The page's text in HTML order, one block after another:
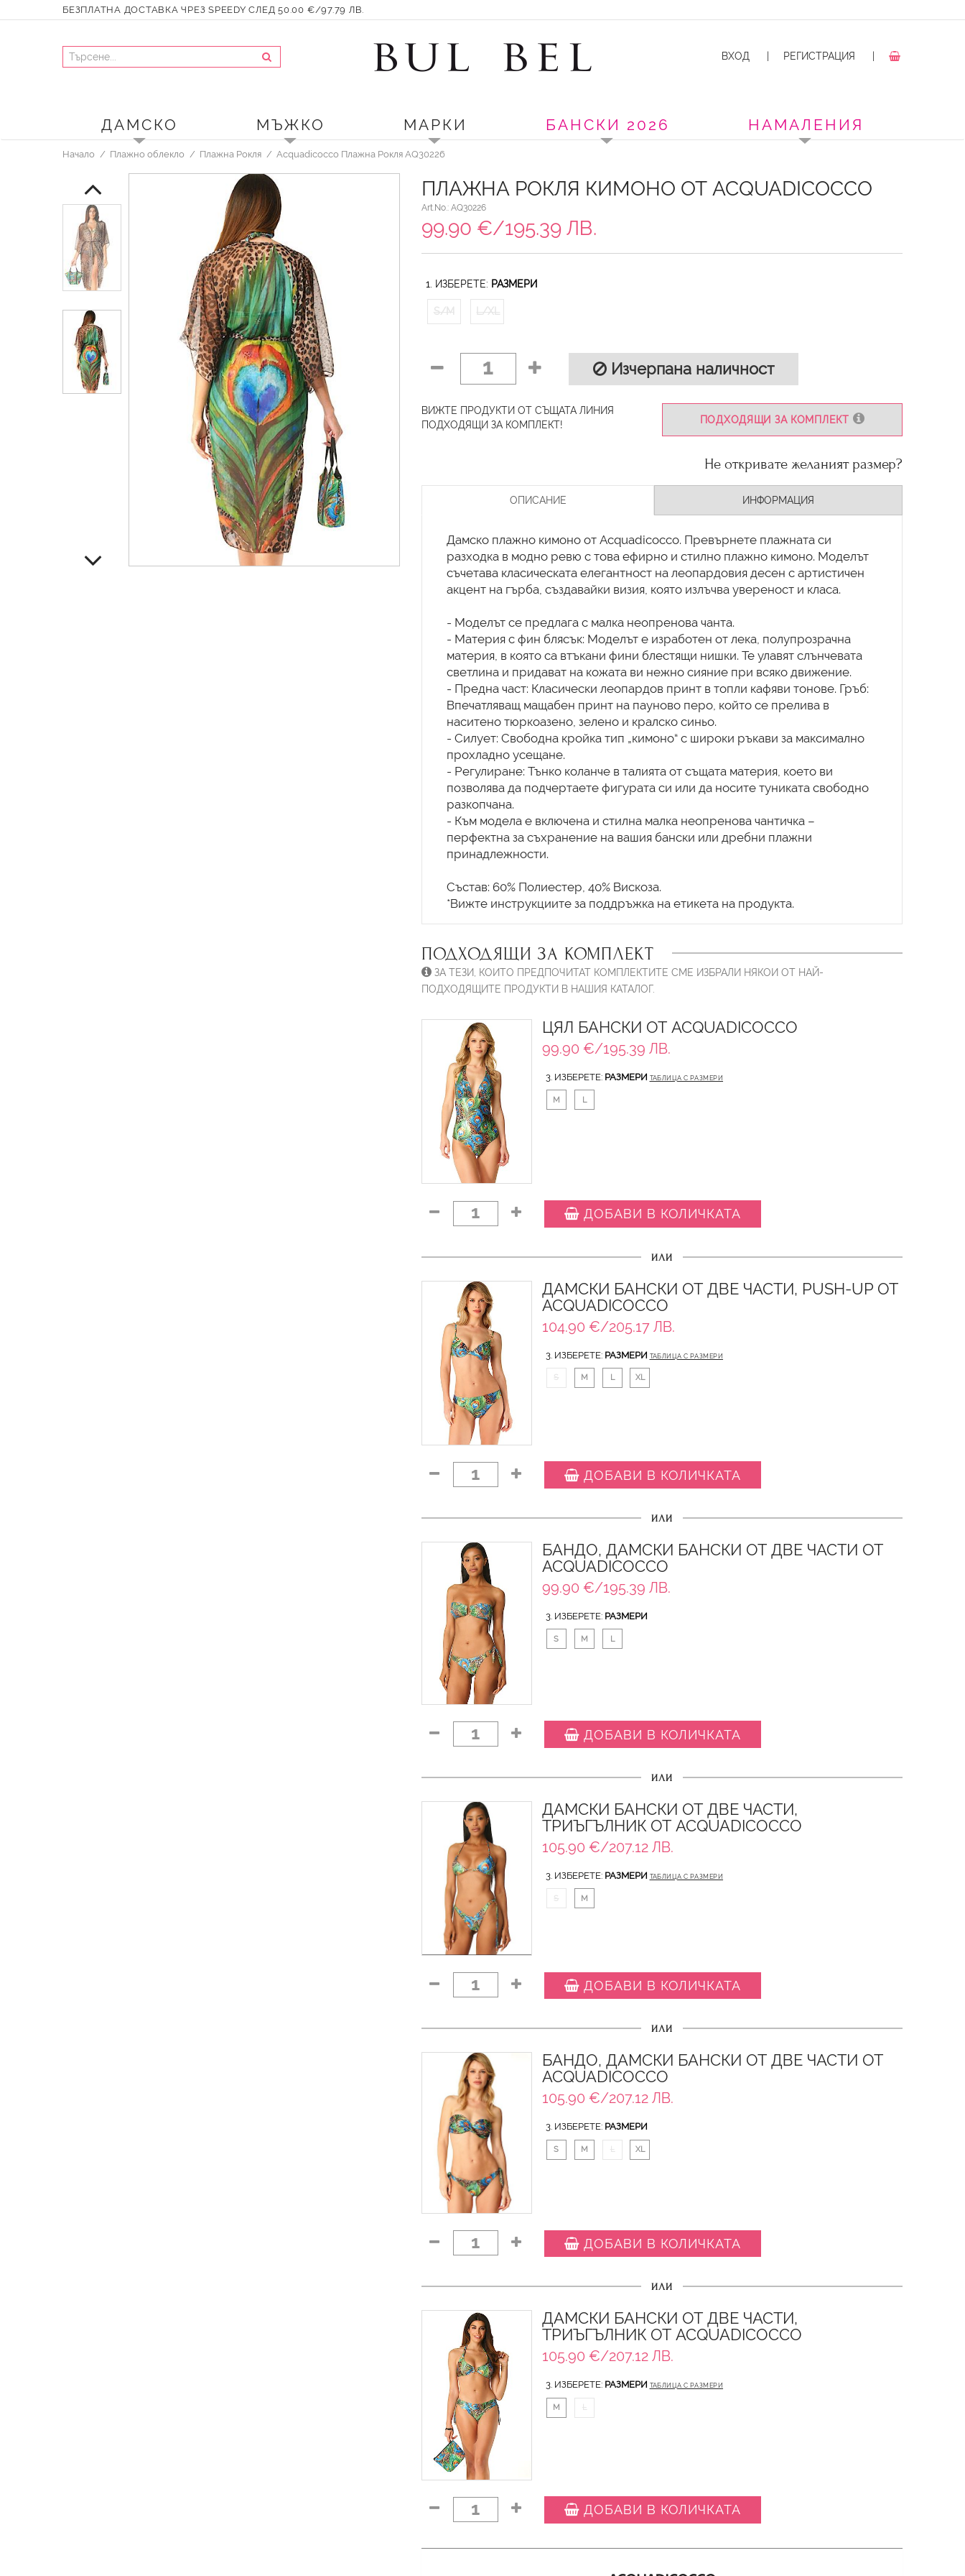
БЕЗПЛАТНА ДОСТАВКА ЧРЕЗ SPEEDY СЛЕД 50.00 €/97.79 ЛВ.
ВХОД РЕГИСТРАЦИЯ
ДАМСКО МЪЖКО МАРКИ БАНСКИ 2026 НАМАЛЕНИЯ
Начало Плажно облекло Плажна Рокля Acquadicocco Плажна Рокля AQ30226
ПЛАЖНА РОКЛЯ КИМОНО ОТ ACQUADICOCCO
Art.No.: AQ30226
99.90 €/195.39 ЛВ.
1. ИЗБЕРЕТЕ: РАЗМЕРИ
S/M L/XL
1 Изчерпана наличност
ПОДХОДЯЩИ ЗА КОМПЛЕКТ
ВИЖТЕ ПРОДУКТИ ОТ СЪЩАТА ЛИНИЯ
ПОДХОДЯЩИ ЗА КОМПЛЕКТ!
Не откривате желаният размер?
ОПИСАНИЕ ИНФОРМАЦИЯ
Дамско плажно кимоно от Acquadicocco. Превърнете плажната си
разходка в модно ревю с това ефирно и стилно плажно кимоно. Моделът
съчетава класическата елегантност на леопардовия десен с артистичен
акцент на гърба, създавайки визия, която излъчва увереност и класа.
- Моделът се предлага с малка неопренова чанта.
- Материя с фин блясък: Моделът е изработен от лека, полупрозрачна
материя, в която са втъкани фини блестящи нишки. Те улавят слънчевата
светлина и придават на кожата ви нежно сияние при всяко движение.
- Предна част: Класически леопардов принт в топли кафяви тонове. Гръб:
Впечатляващ мащабен принт на пауново перо, който се прелива в
наситено тюркоазено, зелено и кралско синьо.
- Силует: Свободна кройка тип „кимоно“ с широки ръкави за максимално
прохладно усещане.
- Регулиране: Тънко коланче в талията от същата материя, което ви
позволява да подчертаете фигурата си или да носите туниката свободно
разкопчана.
- Към модела е включена и стилна малка неопренова чантичка –
перфектна за съхранение на вашия бански или дребни плажни
принадлежности.
Състав: 60% Полиестер, 40% Вискоза.
ПОДХОДЯЩИ ЗА КОМПЛЕКТ
ЗА ТЕЗИ, КОИТО ПРЕДПОЧИТАТ КОМПЛЕКТИТЕ СМЕ ИЗБРАЛИ НЯКОИ ОТ НАЙ-
ПОДХОДЯЩИТЕ ПРОДУКТИ В НАШИЯ КАТАЛОГ.
ЦЯЛ БАНСКИ ОТ ACQUADICOCCO
99.90 €/195.39 ЛВ.
3. ИЗБЕРЕТЕ: РАЗМЕРИ ТАБЛИЦА С РАЗМЕРИ
M L
1 ДОБАВИ В КОЛИЧКАТА
ИЛИ
ДАМСКИ БАНСКИ ОТ ДВЕ ЧАСТИ, PUSH-UP ОТ
ACQUADICOCCO
104.90 €/205.17 ЛВ.
3. ИЗБЕРЕТЕ: РАЗМЕРИ ТАБЛИЦА С РАЗМЕРИ
S M L XL
1 ДОБАВИ В КОЛИЧКАТА
ИЛИ
БАНДО, ДАМСКИ БАНСКИ ОТ ДВЕ ЧАСТИ ОТ
ACQUADICOCCO
99.90 €/195.39 ЛВ.
3. ИЗБЕРЕТЕ: РАЗМЕРИ
S M L
1 ДОБАВИ В КОЛИЧКАТА
ИЛИ
ДАМСКИ БАНСКИ ОТ ДВЕ ЧАСТИ,
ТРИЪГЪЛНИК ОТ ACQUADICOCCO
105.90 €/207.12 ЛВ.
3. ИЗБЕРЕТЕ: РАЗМЕРИ ТАБЛИЦА С РАЗМЕРИ
S M
1 ДОБАВИ В КОЛИЧКАТА
ИЛИ
БАНДО, ДАМСКИ БАНСКИ ОТ ДВЕ ЧАСТИ ОТ
ACQUADICOCCO
105.90 €/207.12 ЛВ.
3. ИЗБЕРЕТЕ: РАЗМЕРИ
S M L XL
1 ДОБАВИ В КОЛИЧКАТА
ИЛИ
ДАМСКИ БАНСКИ ОТ ДВЕ ЧАСТИ,
ТРИЪГЪЛНИК ОТ ACQUADICOCCO
105.90 €/207.12 ЛВ.
3. ИЗБЕРЕТЕ: РАЗМЕРИ ТАБЛИЦА С РАЗМЕРИ
M L
1 ДОБАВИ В КОЛИЧКАТА